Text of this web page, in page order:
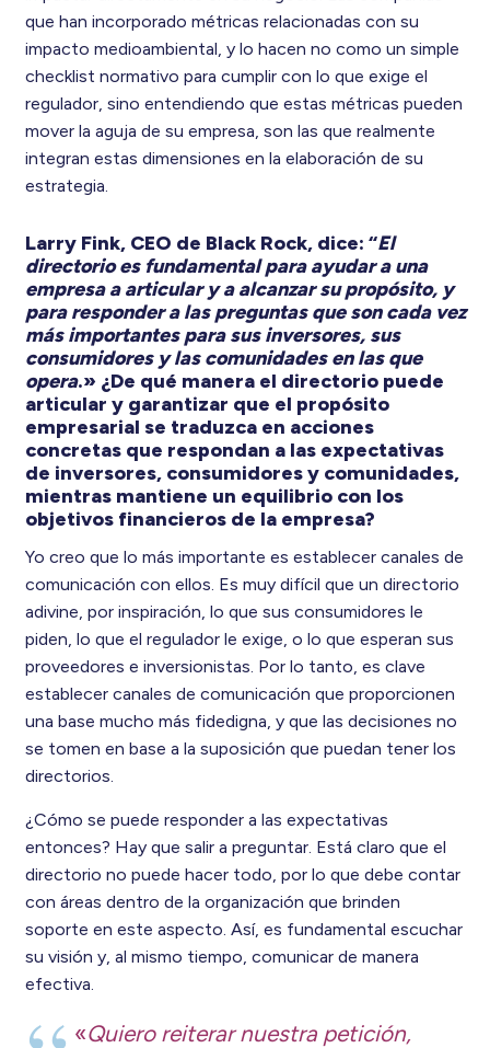
que han incorporado métricas relacionadas con su
impacto medioambiental, y lo hacen no como un simple
checklist normativo para cumplir con lo que exige el
regulador, sino entendiendo que estas métricas pueden
mover la aguja de su empresa, son las que realmente
integran estas dimensiones en la elaboración de su
estrategia.
Larry Fink, CEO de Black Rock, dice: “El
directorio es fundamental para ayudar a una
empresa a articular y a alcanzar su propósito, y
para responder a las preguntas que son cada vez
más importantes para sus inversores, sus
consumidores y las comunidades en las que
opera.» ¿De qué manera el directorio puede
articular y garantizar que el propósito
empresarial se traduzca en acciones
concretas que respondan a las expectativas
de inversores, consumidores y comunidades,
mientras mantiene un equilibrio con los
objetivos financieros de la empresa?
Yo creo que lo más importante es establecer canales de
comunicación con ellos. Es muy difícil que un directorio
adivine, por inspiración, lo que sus consumidores le
piden, lo que el regulador le exige, o lo que esperan sus
proveedores e inversionistas. Por lo tanto, es clave
establecer canales de comunicación que proporcionen
una base mucho más fidedigna, y que las decisiones no
se tomen en base a la suposición que puedan tener los
directorios.
¿Cómo se puede responder a las expectativas
entonces? Hay que salir a preguntar. Está claro que el
directorio no puede hacer todo, por lo que debe contar
con áreas dentro de la organización que brinden
soporte en este aspecto. Así, es fundamental escuchar
su visión y, al mismo tiempo, comunicar de manera
efectiva.
«Quiero reiterar nuestra petición,